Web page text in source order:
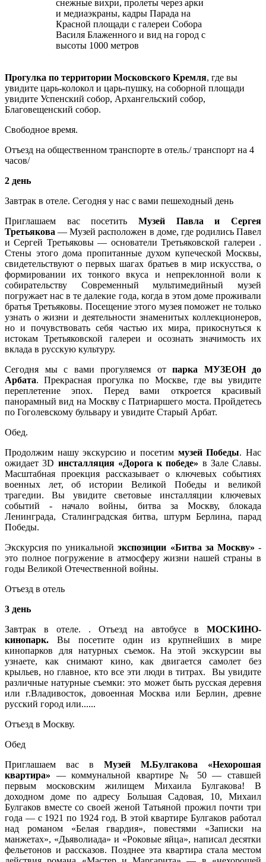
снежные вихри, пролеты через арки
и медиаэкраны, кадры Парада на
Красной площади с галереи Собора
Василя Блаженного и вид на город с
высоты 1000 метров
Прогулка по территории Московского Кремля, где вы
увидите царь-колокол и царь-пушку, на соборной площади
увидите Успенский собор, Архангельский собор,
Благовещенский собор.
Свободное время.
Отъезд на общественном транспорте в отель./ транспорт на 4
часов/
2 день
Завтрак в отеле. Сегодня у нас с вами пешеходный день
Приглашаем вас посетить Музей Павла и Сергея
Третьякова — Музей расположен в доме, где родились Павел
и Сергей Третьяковы — основатели Третьяковской галереи .
Стены этого дома пропитанные духом купеческой Москвы,
свидетельствуют о первых шагах братьев в мир искусства, о
формировании их тонкого вкуса и непреклонной воли к
собирательству Современный мультимедийный музей
погружает нас в те далекие года, когда в этом доме проживали
братья Третьяковы. Посещение этого музея поможет не только
узнать о жизни и деятельности знаменитых коллекционеров,
но и почувствовать себя частью их мира, прикоснуться к
истокам Третьяковской галереи и осознать значимость их
вклада в русскую культуру.
Сегодня мы с вами прогуляемся от парка МУЗЕОН до
Арбата. Прекрасная прогулка по Москве, где вы увидите
переплетение эпох. Перед вами откроется красивый
панорамный вид на Москву с Патриаршего моста. Пройдетесь
по Гоголевскому бульвару и увидите Старый Арбат.
Обед.
Продолжим нашу экскурсию и посетим музей Победы. Нас
ожидает 3D инсталляция «Дорога к победе» в Зале Славы.
Масштабная проекция рассказывает о ключевых событиях
военных лет, об истории Великой Победы и великой
трагедии. Вы увидите световые инсталляции ключевых
событий - начало войны, битва за Москву, блокада
Ленинграда, Сталинградская битва, штурм Берлина, парад
Победы.
Экскурсия по уникальнойэкспозиции «Битва за Москву» -
это полное погружение в атмосферу жизни нашей страны в
годы Великой Отечественной войны.
Отъезд в отель
3 день
Завтрак в отеле. . Отъезд на автобусе в
МОСКИНО-
кинопарк. Вы посетите один из крупнейших в мире
кинопарков для натурных съемок. На этой экскурсии вы
узнаете, как снимают кино, как двигается самолет без
крыльев, но главное, кто все эти люди в титрах. Вы увидите
различные натурные съемки: это может быть русская деревня
или г.Владивосток, довоенная Москва или Берлин, древне
русский город или......
Отъезд в Москву.
Обед
Приглашаем вас в Музей М.Булгакова «Нехорошая
квартира» — коммунальной квартире № 50 — ставшей
первым московским жилищем Михаила Булгакова! В
доходном доме по адресу Большая Садовая, 10, Михаил
Булгаков вместе со своей женой Татьяной прожил почти три
года — с 1921 по 1924 год. В этой квартире Булгаков работал
над романом «Белая гвардия», повестями «Записки на
манжетах», «Дьяволиада» и «Роковые яйца», написал десятки
фельетонов и рассказов. Позднее эта квартира стала местом